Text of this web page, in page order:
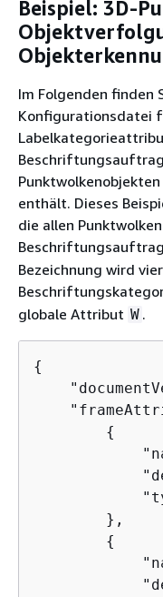
Beispiel: 3D-
Im Folgenden finden
Konfigurationsdatei
enthält. Dieses
die allen
Bezeichnung wird
globale Attribut W .
{
{
        },
{